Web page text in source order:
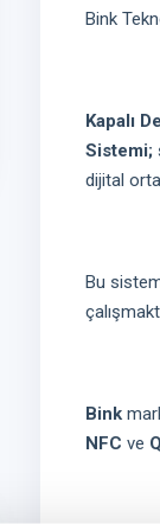
Bink
Kapalı
Sistemi;
dijital
Bu
Bink
NFC ve